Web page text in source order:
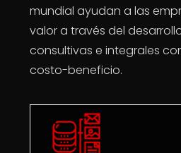
mundial ayudan a las
valor a través del
consultivas e integrales
costo-beneficio.